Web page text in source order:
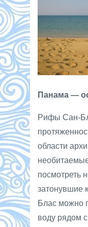
Панама —
Рифы Сан-
области
посмотреть
затонувшие
Блас можно
воду рядом